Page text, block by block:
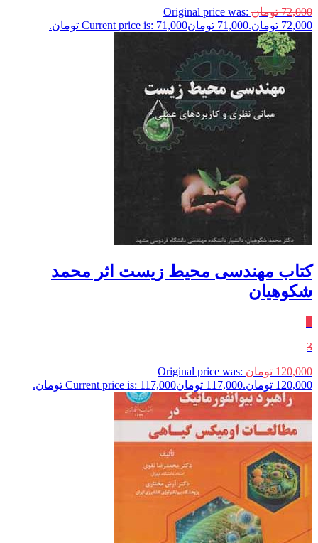
72,000 تومان Original price was:
72,000 تومان.
71,000 تومانCurrent price is: 71,000 تومان.
کتاب مهندسی محیط زیست اثر محمد
شکوهیان
3
120,000 تومان Original price was:
120,000 تومان.
117,000 تومانCurrent price is: 117,000 تومان.